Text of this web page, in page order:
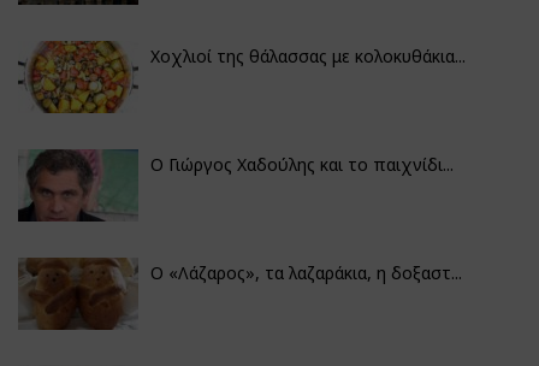
Χοχλιοί της θάλασσας με κολοκυθάκια...
Ο Γιώργος Χαδούλης και το παιχνίδι...
Ο «Λάζαρος», τα λαζαράκια, η δοξαστ...